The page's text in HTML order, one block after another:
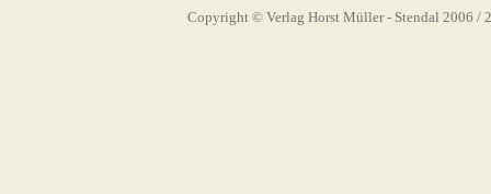
Copyright © Verlag Horst Müller - Stendal 2006 /